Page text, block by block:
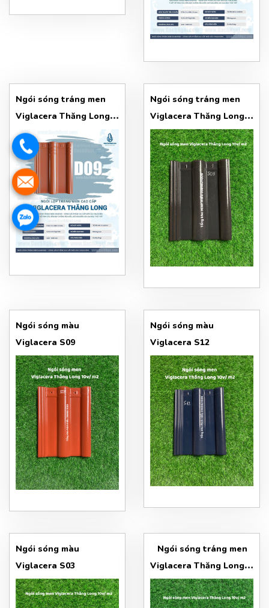
Ngói sóng tráng men
Viglacera Thăng Long
Ngói D09 (Diamond)
Ngói sóng tráng men
Viglacera Thăng Long
dòng S03
Ngói sóng màu
Viglacera S09
Ngói sóng màu
Viglacera S12
Ngói sóng màu
Viglacera S03
Ngói sóng tráng men
Viglacera Thăng Long
dòng S08